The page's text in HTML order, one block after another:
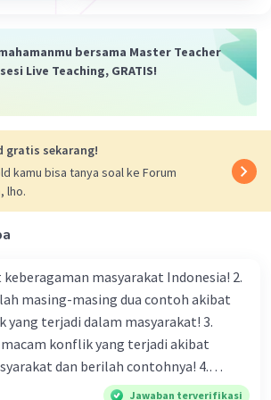
mempunyai banyak bahasa Daerah
setiap pulau-pulau di Indonesia
Level 89
15:37
terverifikasi
yang strategis, yang berada pada
antara dua benua Asia dan Australia,
Samudera Hindia dan Samudera
adalah beberapa keunggulan
di Indonesia:
bersama Master Teacher
Live Teaching, GRATIS!
gratis sekarang!
kamu bisa tanya soal ke Forum
lho.
masyarakat Indonesia! 2.
masing-masing dua contoh akibat
terjadi dalam masyarakat! 3.
konflik yang terjadi akibat
dan berilah contohnya! 4.
yang memiliki keberagaman
Jawaban terverifikasi